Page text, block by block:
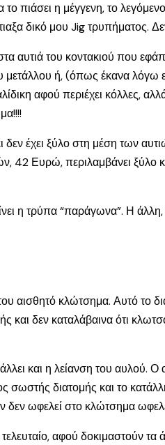
το πιάσει η μέγγενη, το
δικό μου Jig τρυπήματος.
αυτιά του κοντακιού που
μετάλλου ή, (όπως έκανα
αφού περιέχει κόλλες,
έχει ξύλο στη μέση των
Ευρώ, περιλαμβάνει ξύλο
η τρύπα “παράγωνα”. Η
αισθητό κλώτσημα. Αυτό το
και δεν καταλάβαινα ότι
και η λείανση του αυλού. Ο
διατομής και το
δεν ωφελεί στο κλώτσημα
αφού δοκιμαστούν τα